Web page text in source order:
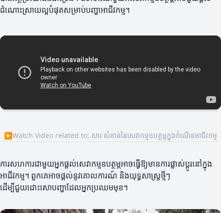
ដំណោះស្រាយល្អបំផុតសម្រាប់បញ្ហាអាជីវកម្ម។
▶Watch Video related to: សារៈសំខាន់នៃសេវាកម្មឧបត្ថម្ភក្នុងកំណើនអាជីវកម្ម
ការសហការជាមួយអ្នកផ្តល់សេវាកម្មឧបត្ថម្ភអាចធ្វើឱ្យមានការផ្លាស់ប្តូរនៅក្នុង
អាជីវកម្ម។ ពួកគេអាចផ្តល់នូវគោលការណ៍ និងយុទ្ធសាស្ត្រថ្មីៗ
ដើម្បីជួយដោះសោបញ្ហាដែលអ្នកប្រឈមមុខ។